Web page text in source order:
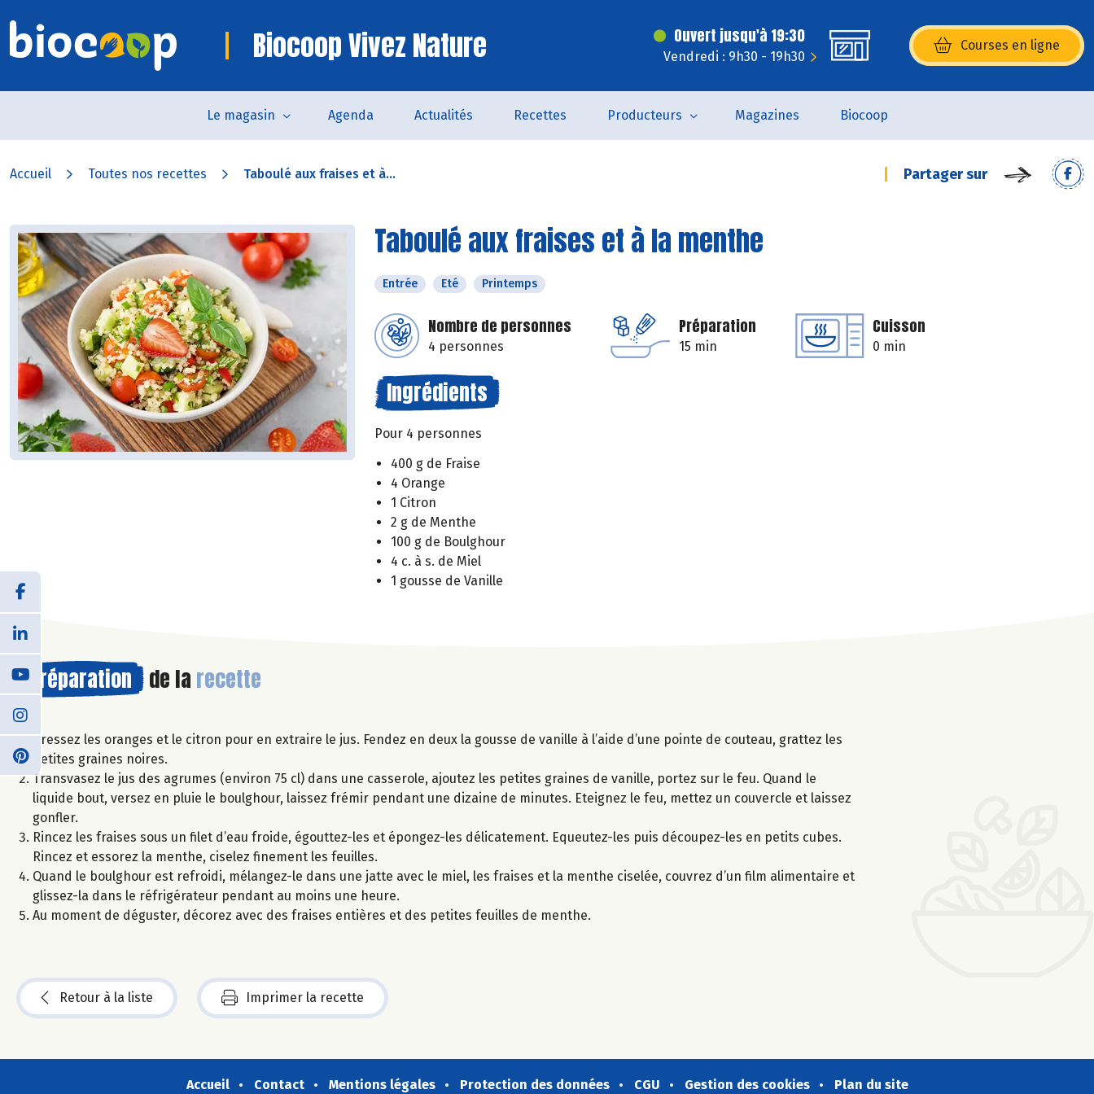
Biocoop Vivez Nature Ouvert jusqu'à 19:30
Vendredi : 9h30 - 19h30
Courses en ligne
(s’ouvre dans une nouvelle
Le magasin Agenda Actualités Recettes Producteurs Magazines Biocoop
Accueil Toutes nos recettes Taboulé aux fraises et à... Partager sur
Taboulé aux fraises et à la menthe
Entrée Eté Printemps
Nombre de personnes
4 personnes
Préparation
15 min
Cuisson
0 min
Ingrédients
Pour 4 personnes
400 g de Fraise
4 Orange
1 Citron
2 g de Menthe
100 g de Boulghour
4 c. à s. de Miel
1 gousse de Vanille
Préparation de la recette
Pressez les oranges et le citron pour en extraire le jus. Fendez en deux la gousse de vanille à l’aide d’une pointe de couteau, grattez les
petites graines noires.
Transvasez le jus des agrumes (environ 75 cl) dans une casserole, ajoutez les petites graines de vanille, portez sur le feu. Quand le
liquide bout, versez en pluie le boulghour, laissez frémir pendant une dizaine de minutes. Eteignez le feu, mettez un couvercle et laissez
gonfler.
Rincez les fraises sous un filet d’eau froide, égouttez-les et épongez-les délicatement. Equeutez-les puis découpez-les en petits cubes.
Rincez et essorez la menthe, ciselez finement les feuilles.
Quand le boulghour est refroidi, mélangez-le dans une jatte avec le miel, les fraises et la menthe ciselée, couvrez d’un film alimentaire et
glissez-la dans le réfrigérateur pendant au moins une heure.
Au moment de déguster, décorez avec des fraises entières et des petites feuilles de menthe.
Retour à la liste Imprimer la recette
Accueil Contact Mentions légales Protection des données CGU Gestion des cookies Plan du site